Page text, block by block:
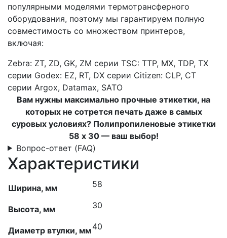
популярными моделями термотрансферного
оборудования, поэтому мы гарантируем полную
совместимость со множеством принтеров,
включая:
Zebra: ZT, ZD, GK, ZM серии TSC: TTP, MX, TDP, TX
серии Godex: EZ, RT, DX серии Citizen: CLP, CT
серии Argox, Datamax, SATO
Вам нужны максимально прочные этикетки, на
которых не сотрется печать даже в самых
суровых условиях? Полипропиленовые этикетки
58 x 30 — ваш выбор!
Вопрос-ответ (FAQ)
Характеристики
Ширина, мм 58
Высота, мм 30
Диаметр втулки, мм40